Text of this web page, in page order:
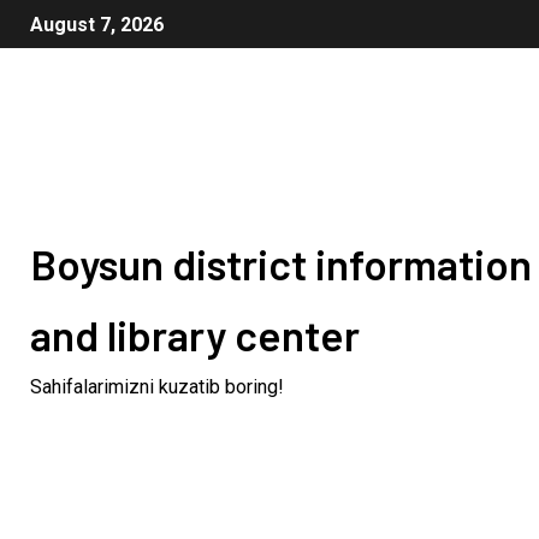
August 7, 2026
Boysun district information
and library center
Sahifalarimizni kuzatib boring!